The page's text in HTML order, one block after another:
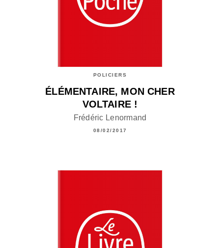
POLICIERS
ÉLÉMENTAIRE, MON CHER
VOLTAIRE !
Frédéric Lenormand
08/02/2017